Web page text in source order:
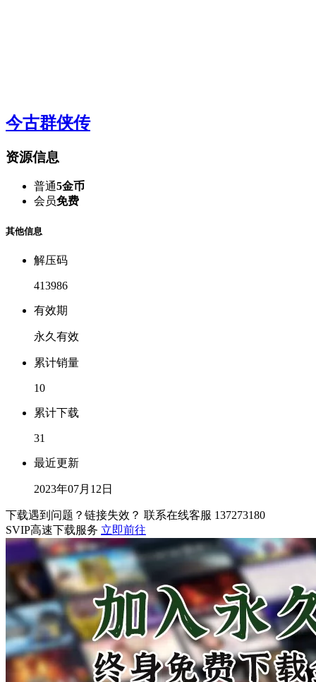
今古群侠传
资源信息
普通5金币
会员免费
其他信息
解压码
413986
有效期
永久有效
累计销量
10
累计下载
31
最近更新
2023年07月12日
下载遇到问题？链接失效？ 联系在线客服 137273180
SVIP高速下载服务 立即前往